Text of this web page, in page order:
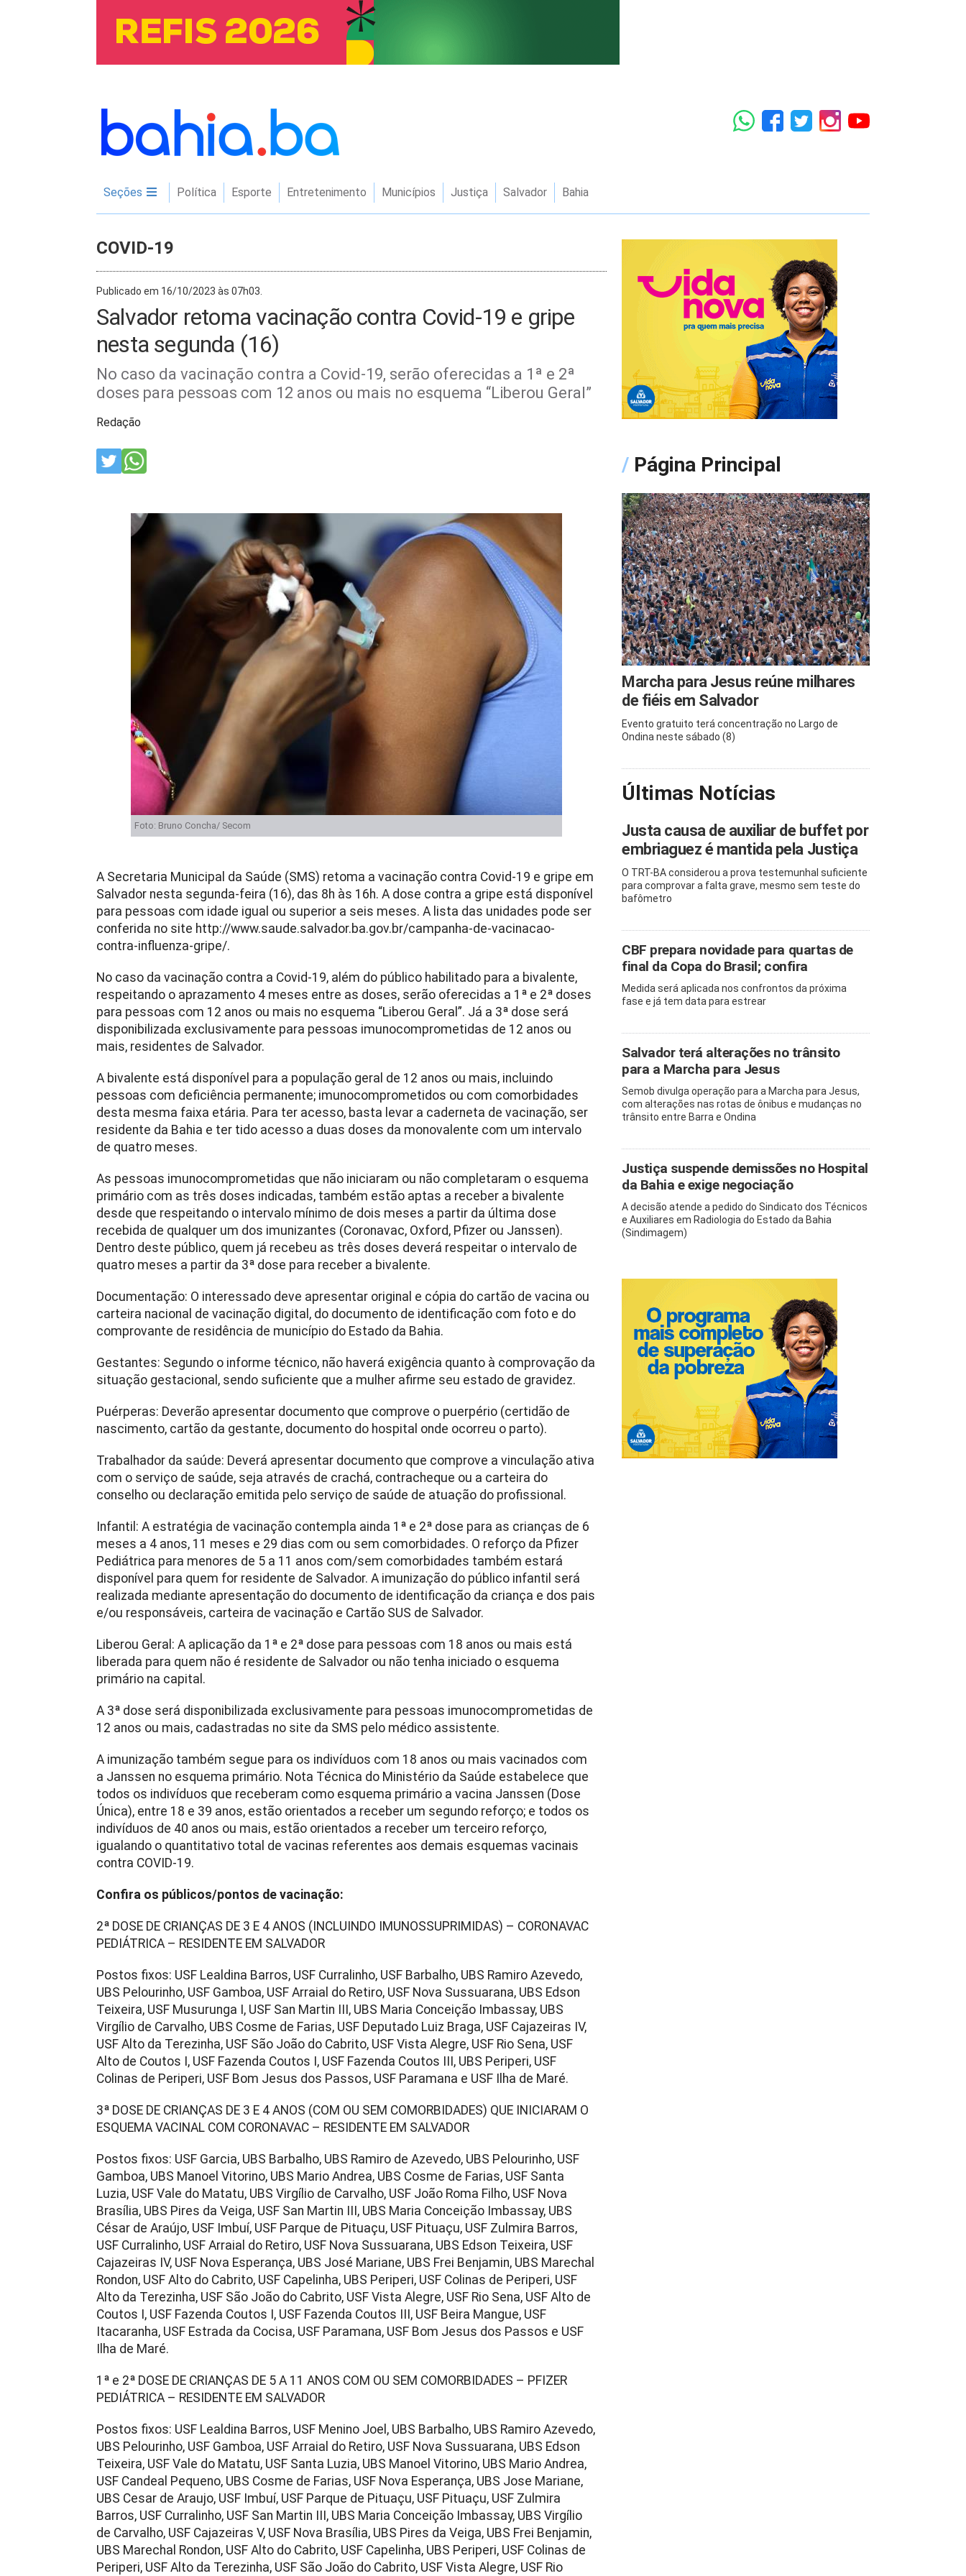
Seções Política Esporte Entretenimento Municípios Justiça Salvador Bahia
COVID-19
Publicado em 16/10/2023 às 07h03.
Salvador retoma vacinação contra Covid-19 e gripe
nesta segunda (16)
No caso da vacinação contra a Covid-19, serão oferecidas a 1ª e 2ª
doses para pessoas com 12 anos ou mais no esquema “Liberou Geral”
Redação
Foto: Bruno Concha/ Secom
A Secretaria Municipal da Saúde (SMS) retoma a vacinação contra Covid-19 e gripe em
Salvador nesta segunda-feira (16), das 8h às 16h. A dose contra a gripe está disponível
para pessoas com idade igual ou superior a seis meses. A lista das unidades pode ser
conferida no site http://www.saude.salvador.ba.gov.br/campanha-de-vacinacao-
contra-influenza-gripe/.
No caso da vacinação contra a Covid-19, além do público habilitado para a bivalente,
respeitando o aprazamento 4 meses entre as doses, serão oferecidas a 1ª e 2ª doses
para pessoas com 12 anos ou mais no esquema “Liberou Geral”. Já a 3ª dose será
disponibilizada exclusivamente para pessoas imunocomprometidas de 12 anos ou
mais, residentes de Salvador.
A bivalente está disponível para a população geral de 12 anos ou mais, incluindo
pessoas com deficiência permanente; imunocomprometidos ou com comorbidades
desta mesma faixa etária. Para ter acesso, basta levar a caderneta de vacinação, ser
residente da Bahia e ter tido acesso a duas doses da monovalente com um intervalo
de quatro meses.
As pessoas imunocomprometidas que não iniciaram ou não completaram o esquema
primário com as três doses indicadas, também estão aptas a receber a bivalente
desde que respeitando o intervalo mínimo de dois meses a partir da última dose
recebida de qualquer um dos imunizantes (Coronavac, Oxford, Pfizer ou Janssen).
Dentro deste público, quem já recebeu as três doses deverá respeitar o intervalo de
quatro meses a partir da 3ª dose para receber a bivalente.
Documentação: O interessado deve apresentar original e cópia do cartão de vacina ou
carteira nacional de vacinação digital, do documento de identificação com foto e do
comprovante de residência de município do Estado da Bahia.
Gestantes: Segundo o informe técnico, não haverá exigência quanto à comprovação da
situação gestacional, sendo suficiente que a mulher afirme seu estado de gravidez.
Puérperas: Deverão apresentar documento que comprove o puerpério (certidão de
nascimento, cartão da gestante, documento do hospital onde ocorreu o parto).
Trabalhador da saúde: Deverá apresentar documento que comprove a vinculação ativa
com o serviço de saúde, seja através de crachá, contracheque ou a carteira do
conselho ou declaração emitida pelo serviço de saúde de atuação do profissional.
Infantil: A estratégia de vacinação contempla ainda 1ª e 2ª dose para as crianças de 6
meses a 4 anos, 11 meses e 29 dias com ou sem comorbidades. O reforço da Pfizer
Pediátrica para menores de 5 a 11 anos com/sem comorbidades também estará
disponível para quem for residente de Salvador. A imunização do público infantil será
realizada mediante apresentação do documento de identificação da criança e dos pais
e/ou responsáveis, carteira de vacinação e Cartão SUS de Salvador.
Liberou Geral: A aplicação da 1ª e 2ª dose para pessoas com 18 anos ou mais está
liberada para quem não é residente de Salvador ou não tenha iniciado o esquema
primário na capital.
A 3ª dose será disponibilizada exclusivamente para pessoas imunocomprometidas de
12 anos ou mais, cadastradas no site da SMS pelo médico assistente.
A imunização também segue para os indivíduos com 18 anos ou mais vacinados com
a Janssen no esquema primário. Nota Técnica do Ministério da Saúde estabelece que
todos os indivíduos que receberam como esquema primário a vacina Janssen (Dose
Única), entre 18 e 39 anos, estão orientados a receber um segundo reforço; e todos os
indivíduos de 40 anos ou mais, estão orientados a receber um terceiro reforço,
igualando o quantitativo total de vacinas referentes aos demais esquemas vacinais
contra COVID-19.
Confira os públicos/pontos de vacinação:
2ª DOSE DE CRIANÇAS DE 3 E 4 ANOS (INCLUINDO IMUNOSSUPRIMIDAS) – CORONAVAC
PEDIÁTRICA – RESIDENTE EM SALVADOR
Postos fixos: USF Lealdina Barros, USF Curralinho, USF Barbalho, UBS Ramiro Azevedo,
UBS Pelourinho, USF Gamboa, USF Arraial do Retiro, USF Nova Sussuarana, UBS Edson
Teixeira, USF Musurunga I, USF San Martin III, UBS Maria Conceição Imbassay, UBS
Virgílio de Carvalho, UBS Cosme de Farias, USF Deputado Luiz Braga, USF Cajazeiras IV,
USF Alto da Terezinha, USF São João do Cabrito, USF Vista Alegre, USF Rio Sena, USF
Alto de Coutos I, USF Fazenda Coutos I, USF Fazenda Coutos III, UBS Periperi, USF
Colinas de Periperi, USF Bom Jesus dos Passos, USF Paramana e USF Ilha de Maré.
3ª DOSE DE CRIANÇAS DE 3 E 4 ANOS (COM OU SEM COMORBIDADES) QUE INICIARAM O
ESQUEMA VACINAL COM CORONAVAC – RESIDENTE EM SALVADOR
Postos fixos: USF Garcia, UBS Barbalho, UBS Ramiro de Azevedo, UBS Pelourinho, USF
Gamboa, UBS Manoel Vitorino, UBS Mario Andrea, UBS Cosme de Farias, USF Santa
Luzia, USF Vale do Matatu, UBS Virgílio de Carvalho, USF João Roma Filho, USF Nova
Brasília, UBS Pires da Veiga, USF San Martin III, UBS Maria Conceição Imbassay, UBS
César de Araújo, USF Imbuí, USF Parque de Pituaçu, USF Pituaçu, USF Zulmira Barros,
USF Curralinho, USF Arraial do Retiro, USF Nova Sussuarana, UBS Edson Teixeira, USF
Cajazeiras IV, USF Nova Esperança, UBS José Mariane, UBS Frei Benjamin, UBS Marechal
Rondon, USF Alto do Cabrito, USF Capelinha, UBS Periperi, USF Colinas de Periperi, USF
Alto da Terezinha, USF São João do Cabrito, USF Vista Alegre, USF Rio Sena, USF Alto de
Coutos I, USF Fazenda Coutos I, USF Fazenda Coutos III, USF Beira Mangue, USF
Itacaranha, USF Estrada da Cocisa, USF Paramana, USF Bom Jesus dos Passos e USF
Ilha de Maré.
1ª e 2ª DOSE DE CRIANÇAS DE 5 A 11 ANOS COM OU SEM COMORBIDADES – PFIZER
PEDIÁTRICA – RESIDENTE EM SALVADOR
Postos fixos: USF Lealdina Barros, USF Menino Joel, UBS Barbalho, UBS Ramiro Azevedo,
UBS Pelourinho, USF Gamboa, USF Arraial do Retiro, USF Nova Sussuarana, UBS Edson
Teixeira, USF Vale do Matatu, USF Santa Luzia, UBS Manoel Vitorino, UBS Mario Andrea,
USF Candeal Pequeno, UBS Cosme de Farias, USF Nova Esperança, UBS Jose Mariane,
UBS Cesar de Araujo, USF Imbuí, USF Parque de Pituaçu, USF Pituaçu, USF Zulmira
Barros, USF Curralinho, USF San Martin III, UBS Maria Conceição Imbassay, UBS Virgílio
de Carvalho, USF Cajazeiras V, USF Nova Brasília, UBS Pires da Veiga, UBS Frei Benjamin,
UBS Marechal Rondon, USF Alto do Cabrito, USF Capelinha, UBS Periperi, USF Colinas de
Periperi, USF Alto da Terezinha, USF São João do Cabrito, USF Vista Alegre, USF Rio
/ Página Principal
Marcha para Jesus reúne milhares
de fiéis em Salvador
Evento gratuito terá concentração no Largo de
Ondina neste sábado (8)
Últimas Notícias
Justa causa de auxiliar de buffet por
embriaguez é mantida pela Justiça
O TRT-BA considerou a prova testemunhal suficiente
para comprovar a falta grave, mesmo sem teste do
bafômetro
CBF prepara novidade para quartas de
final da Copa do Brasil; confira
Medida será aplicada nos confrontos da próxima
fase e já tem data para estrear
Salvador terá alterações no trânsito
para a Marcha para Jesus
Semob divulga operação para a Marcha para Jesus,
com alterações nas rotas de ônibus e mudanças no
trânsito entre Barra e Ondina
Justiça suspende demissões no Hospital
da Bahia e exige negociação
A decisão atende a pedido do Sindicato dos Técnicos
e Auxiliares em Radiologia do Estado da Bahia
(Sindimagem)